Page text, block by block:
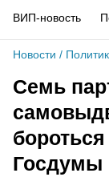
ВИП-новость
Новости /
Семь
Госдумы